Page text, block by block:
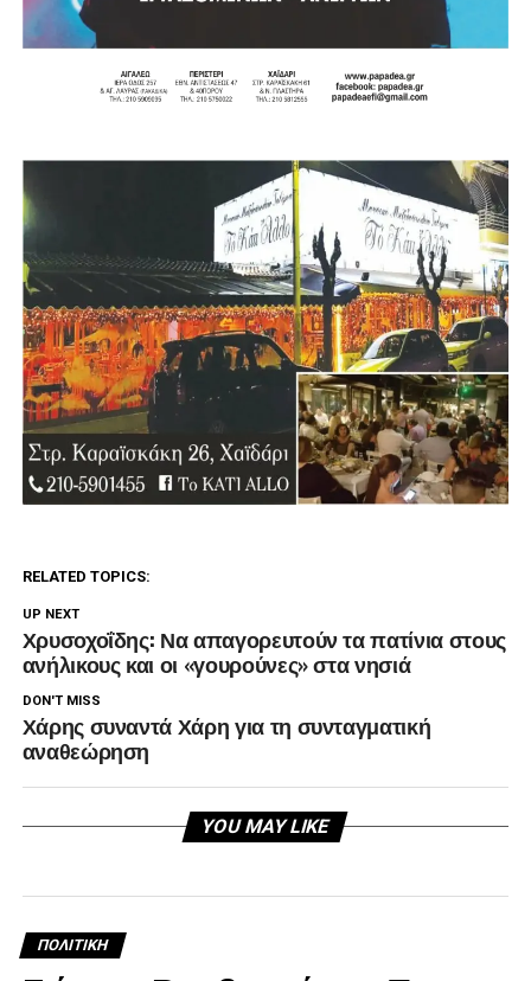
RELATED TOPICS:
UP NEXT
Χρυσοχοΐδης: Να απαγορευτούν τα πατίνια στους
ανήλικους και οι «γουρούνες» στα νησιά
DON'T MISS
Χάρης συναντά Χάρη για τη συνταγματική
αναθεώρηση
YOU MAY LIKE
ΠΟΛΙΤΙΚΉ